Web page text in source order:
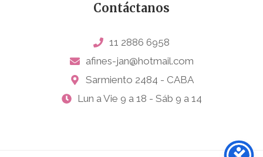
Contáctanos
11 2886 6958
afines-jan@hotmail.com
Sarmiento 2484 - CABA
Lun a Vie 9 a 18 - Sáb 9 a 14